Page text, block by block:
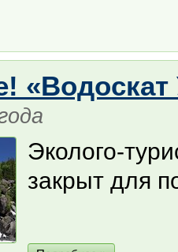
Эколого-
закрыт для